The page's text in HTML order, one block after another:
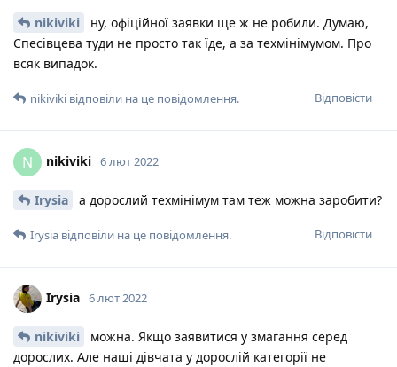
nikiviki
ну, офіційної заявки ще ж не робили. Думаю,
Спесівцева туди не просто так їде, а за техмінімумом. Про
всяк випадок.
Відповісти
nikiviki відповіли на це повідомлення.
N nikiviki 6 лют 2022
Irysia а дорослий техмінімум там теж можна заробити?
Відповісти
Irysia відповіли на це повідомлення.
Irysia 6 лют 2022
nikiviki
можна. Якщо заявитися у змагання серед
дорослих. Але наші дівчата у дорослій категорії не